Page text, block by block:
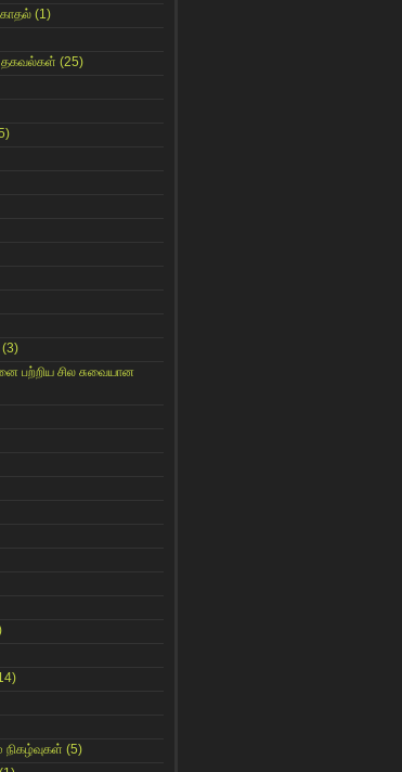
காதல் (1)
தகவல்கள் (25)
(3)
பற்றிய சில சுவையான
(5)